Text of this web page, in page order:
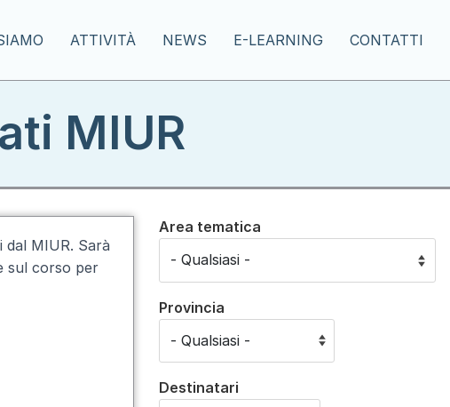
ATTIVITÀ NEWS E-LEARNING CONTATTI
MIUR
MIUR. Sarà
sul corso per
Area tematica
Provincia
Destinatari